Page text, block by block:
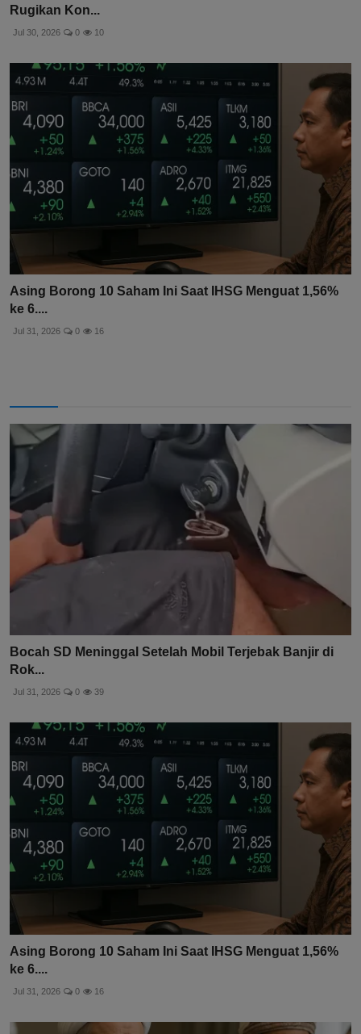
Rugikan Kon...
Jul 30, 2026 0 10
Asing Borong 10 Saham Ini Saat IHSG Menguat 1,56%
ke 6....
Jul 31, 2026 0 16
Bocah SD Meninggal Setelah Mobil Terjebak Banjir di
Rok...
Jul 31, 2026 0 39
Asing Borong 10 Saham Ini Saat IHSG Menguat 1,56%
ke 6....
Jul 31, 2026 0 16